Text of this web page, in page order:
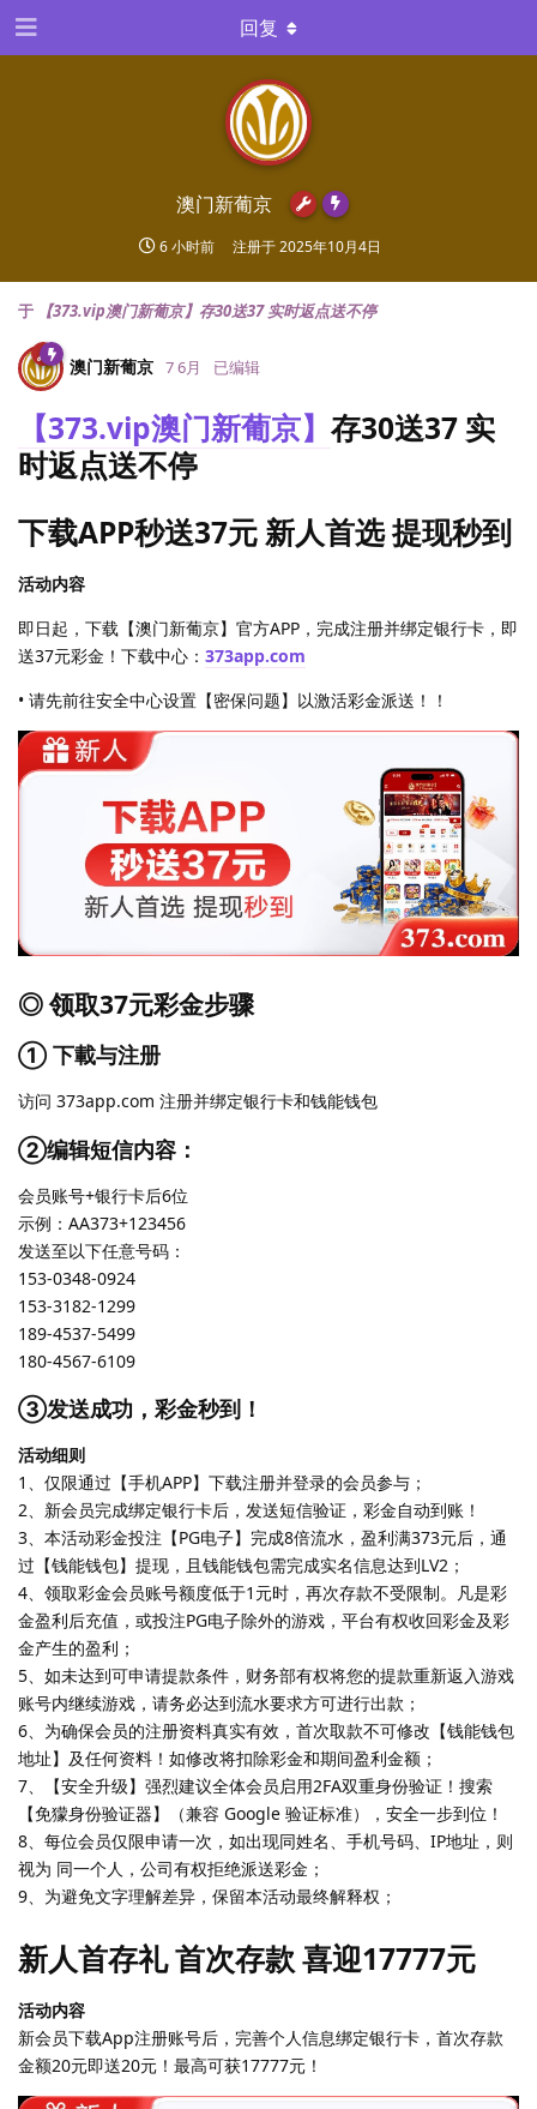
澳门新葡京
6 小时前 注册于2025年10月4日
回复
于 【373.vip澳门新葡京】存30送37 实时返点送不停
澳门新葡京 7 6月 已编辑
【373.vip澳门新葡京】 存30送37 实
时返点送不停
下载APP秒送37元 新人首选 提现秒到
活动内容
即日起，下载【澳门新葡京】官方APP，完成注册并绑定银行卡，即
送37元彩金！下载中心： 373app.com
• 请先前往安全中心设置【密保问题】以激活彩金派送！！
◎ 领取37元彩金步骤
① 下載与注册
访问 373app.com 注册并绑定银行卡和钱能钱包
②编辑短信内容：
会员账号+银行卡后6位
示例：AA373+123456
发送至以下任意号码：
153-0348-0924
153-3182-1299
189-4537-5499
180-4567-6109
③发送成功，彩金秒到！
活动细则
1、仅限通过【手机APP】下载注册并登录的会员参与；
2、新会员完成绑定银行卡后，发送短信验证，彩金自动到账！
3、本活动彩金投注【PG电子】完成8倍流水，盈利满373元后，通
过【钱能钱包】提现，且钱能钱包需完成实名信息达到LV2；
4、领取彩金会员账号额度低于1元时，再次存款不受限制。凡是彩
金盈利后充值，或投注PG电子除外的游戏，平台有权收回彩金及彩
金产生的盈利；
5、如未达到可申请提款条件，财务部有权将您的提款重新返入游戏
账号内继续游戏，请务必达到流水要求方可进行出款；
6、为确保会员的注册资料真实有效，首次取款不可修改【钱能钱包
地址】及任何资料！如修改将扣除彩金和期间盈利金额；
7、【安全升级】强烈建议全体会员启用2FA双重身份验证！搜索
【免獴身份验证器】（兼容 Google 验证标准），安全一步到位！
8、每位会员仅限申请一次，如出现同姓名、手机号码、IP地址，则
视为 同一个人，公司有权拒绝派送彩金；
9、为避免文字理解差异，保留本活动最终解释权；
新人首存礼 首次存款 喜迎17777元
活动内容
新会员下载App注册账号后，完善个人信息绑定银行卡，首次存款
金额20元即送20元！最高可获17777元！